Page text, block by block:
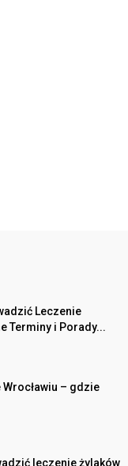
Leczenie
Terminy i Porady...
– gdzie
leczenie żylaków